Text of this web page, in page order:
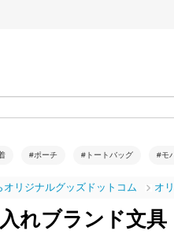
#ポーチ #トートバッグ #モ
リジナルグッズドットコム オ
れブランド文具